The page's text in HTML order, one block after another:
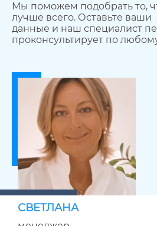
Мы поможем подобрать то,
лучше всего. Оставьте ваши
данные и наш специалист
проконсультирует по
СВЕТЛАНА